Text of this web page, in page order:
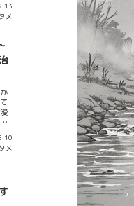
メ
表
メ